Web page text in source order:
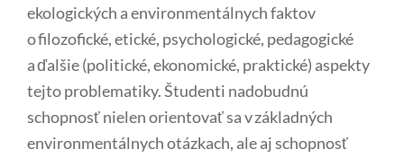
ekologických a environmentálnych faktov
o filozofické, etické, psychologické, pedagogické
a ďalšie (politické, ekonomické, praktické) aspekty
tejto problematiky. Študenti nadobudnú
schopnosť nielen orientovať sa v základných
environmentálnych otázkach, ale aj schopnosť